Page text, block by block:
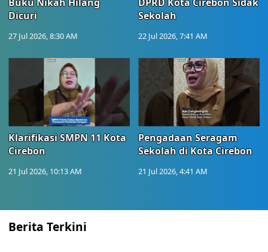
Dicuri
27 Jul 2026, 8:30 AM
Sekolah
22 Jul 2026, 7:41 AM
Klarifikasi SMPN 11 Kota
Cirebon
21 Jul 2026, 10:13 AM
Pengadaan Seragam
Sekolah di Kota Cirebon
21 Jul 2026, 4:41 AM
Berita Terkini